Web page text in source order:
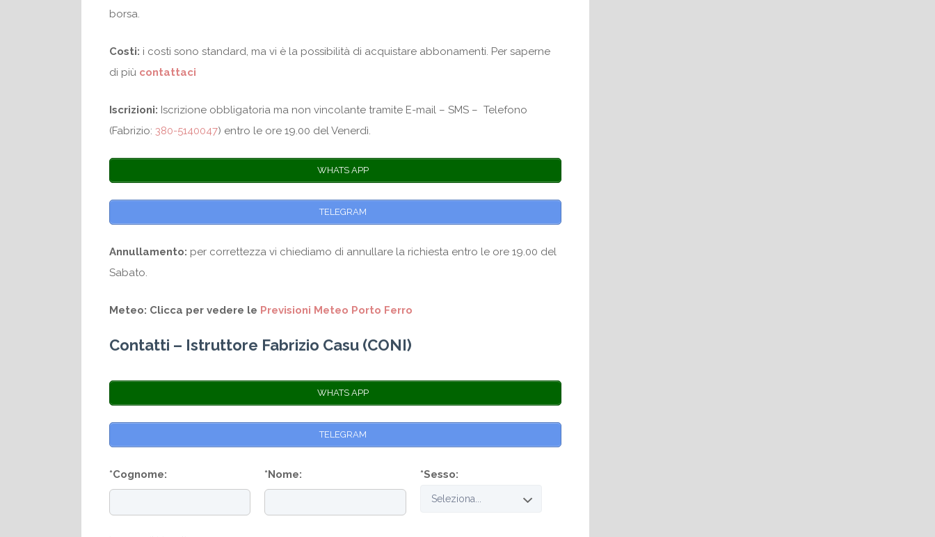
borsa.
Costi: i costi sono standard, ma vi è la possibilità di acquistare abbonamenti. Per saperne
di più contattaci
Iscrizioni: Iscrizione obbligatoria ma non vincolante tramite E-mail – SMS – Telefono
(Fabrizio: 380-5140047) entro le ore 19.00 del Venerdì.
WHATS APP
TELEGRAM
Annullamento: per correttezza vi chiediamo di annullare la richiesta entro le ore 19.00 del
Sabato.
Meteo: Clicca per vedere le Previsioni Meteo Porto Ferro
Contatti – Istruttore Fabrizio Casu (CONI)
WHATS APP
TELEGRAM
*Cognome: *Nome: *Sesso: